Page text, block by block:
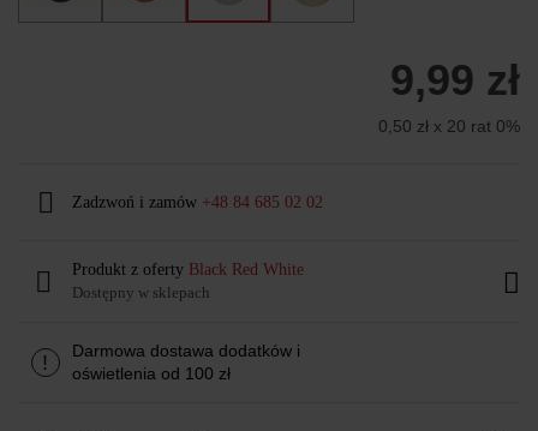
9,99 zł
0,50 zł x 20 rat 0%
Zadzwoń i zamów +48 84 685 02 02
Produkt z oferty Black Red White
Dostępny w sklepach
!
Darmowa dostawa dodatków i
oświetlenia od 100 zł